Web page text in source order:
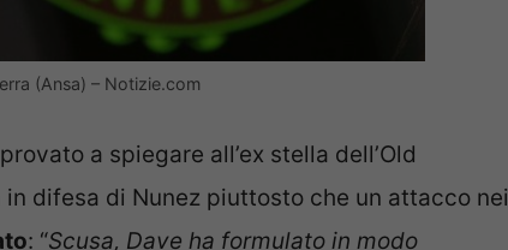
(Ansa) – Notizie.com
a spiegare all’ex stella dell’Old
difesa di Nunez piuttosto che un attacco nei
: “Scusa, Dave ha formulato in modo